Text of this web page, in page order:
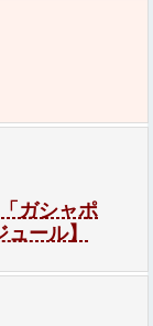
ガシャポ
ール】